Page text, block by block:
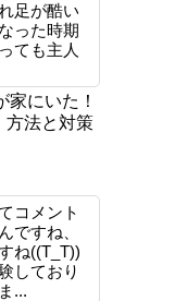
足が酷い
った時期
ても主人
にいた！
方法と対策
コメント
ですね、
ね((T_T))
しており
...